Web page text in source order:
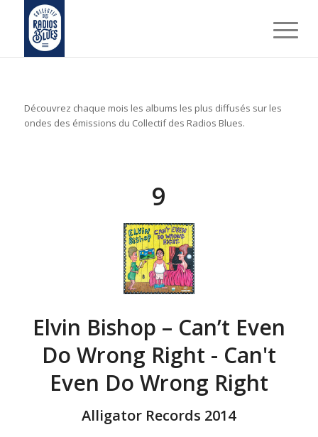
Découvrez chaque mois les albums les plus diffusés sur les
ondes des émissions du Collectif des Radios Blues.
9
Elvin Bishop – Can’t Even
Do Wrong Right - Can't
Even Do Wrong Right
Alligator Records 2014